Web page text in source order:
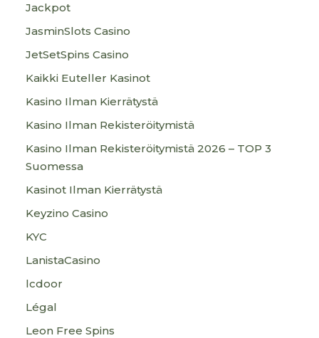
Jackpot
JasminSlots Casino
JetSetSpins Casino
Kaikki Euteller Kasinot
Kasino Ilman Kierrätystä
Kasino Ilman Rekisteröitymistä
Kasino Ilman Rekisteröitymistä 2026 – TOP 3
Suomessa
Kasinot Ilman Kierrätystä
Keyzino Casino
KYC
LanistaCasino
lcdoor
Légal
Leon Free Spins